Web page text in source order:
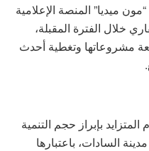
ميديا” المنصة الإعلامية
خلال الفترة المقبلة،
مشروعاتها وتغطية أحدث
بإبراز حجم التنمية
السادات، باعتبارها